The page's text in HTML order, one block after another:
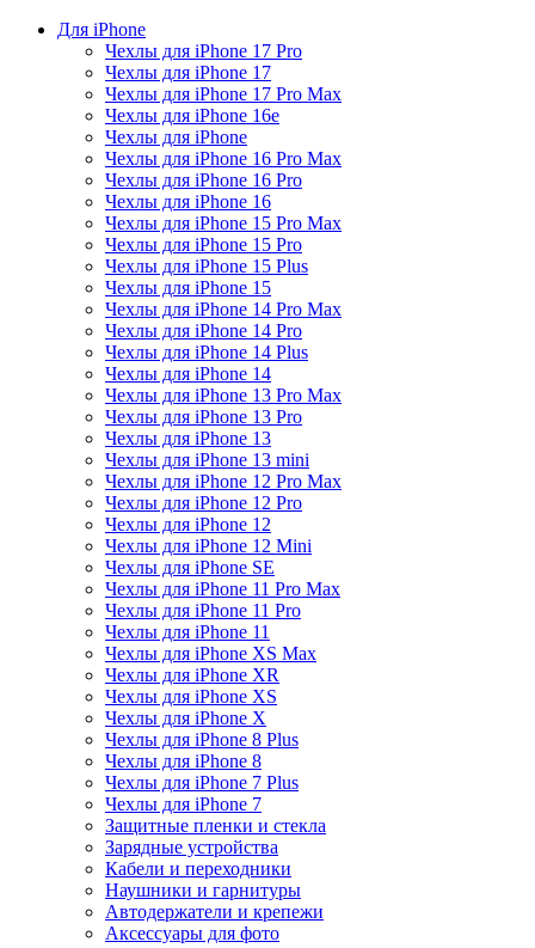
Для iPhone
Чехлы для iPhone 17 Pro
Чехлы для iPhone 17
Чехлы для iPhone 17 Pro Max
Чехлы для iPhone 16e
Чехлы для iPhone
Чехлы для iPhone 16 Pro Max
Чехлы для iPhone 16 Pro
Чехлы для iPhone 16
Чехлы для iPhone 15 Pro Max
Чехлы для iPhone 15 Pro
Чехлы для iPhone 15 Plus
Чехлы для iPhone 15
Чехлы для iPhone 14 Pro Max
Чехлы для iPhone 14 Pro
Чехлы для iPhone 14 Plus
Чехлы для iPhone 14
Чехлы для iPhone 13 Pro Max
Чехлы для iPhone 13 Pro
Чехлы для iPhone 13
Чехлы для iPhone 13 mini
Чехлы для iPhone 12 Pro Max
Чехлы для iPhone 12 Pro
Чехлы для iPhone 12
Чехлы для iPhone 12 Mini
Чехлы для iPhone SE
Чехлы для iPhone 11 Pro Max
Чехлы для iPhone 11 Pro
Чехлы для iPhone 11
Чехлы для iPhone XS Max
Чехлы для iPhone XR
Чехлы для iPhone XS
Чехлы для iPhone X
Чехлы для iPhone 8 Plus
Чехлы для iPhone 8
Чехлы для iPhone 7 Plus
Чехлы для iPhone 7
Защитные пленки и стекла
Зарядные устройства
Кабели и переходники
Наушники и гарнитуры
Автодержатели и крепежи
Аксессуары для фото